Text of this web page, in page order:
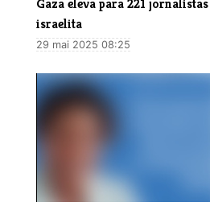
israelita
29 mai 2025 08:25